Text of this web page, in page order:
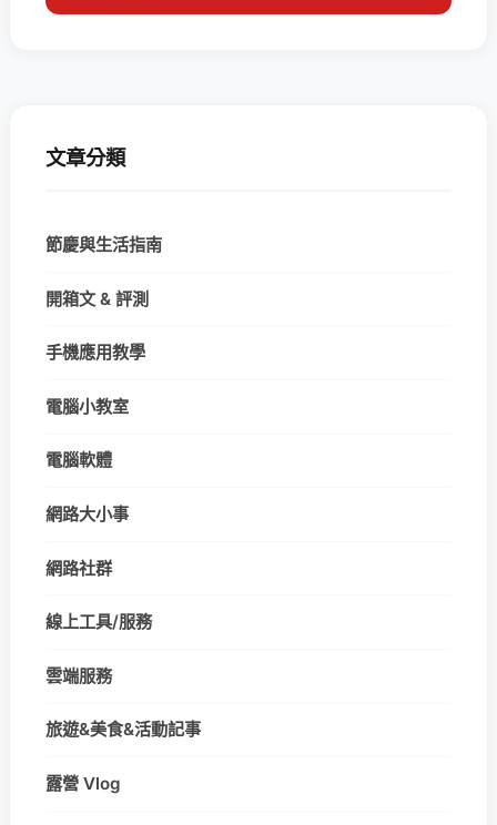
文章分類
節慶與生活指南
開箱文 & 評測
手機應用教學
電腦小教室
電腦軟體
網路大小事
網路社群
線上工具/服務
雲端服務
旅遊&美食&活動記事
露營 Vlog